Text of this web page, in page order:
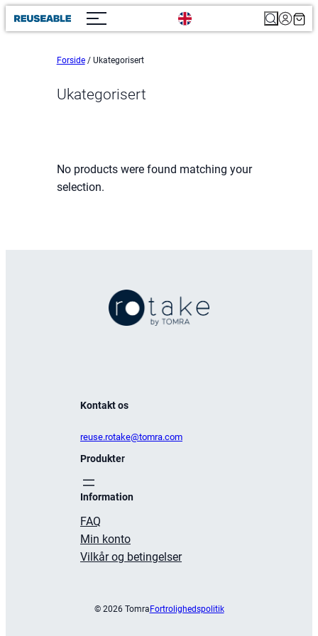
Search
Forside/ Ukategorisert
Ukategorisert
No products were found matching your
selection.
Kontakt os
reuse.rotake@tomra.com
Produkter
Information
FAQ
Min konto
Vilkår og betingelser
© 2026 TomraFortrolighedspolitik